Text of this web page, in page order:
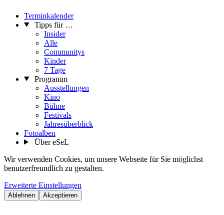
Terminkalender
Tipps für …
Insider
Alle
Communitys
Kinder
7 Tage
Programm
Ausstellungen
Kino
Bühne
Festivals
Jahresüberblick
Fotoalben
Über eSeL
Wir verwenden Cookies, um unsere Webseite für Sie möglichst
benutzerfreundlich zu gestalten.
Erweiterte Einstellungen
Ablehnen Akzeptieren